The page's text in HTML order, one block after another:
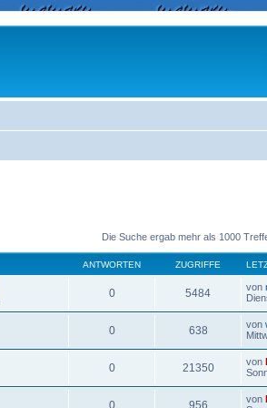
Die Suche ergab mehr als 1000
ANTWORTEN ZUGRIFFE
0 5484 von
0 638 von
0 21350 von
0 956 von